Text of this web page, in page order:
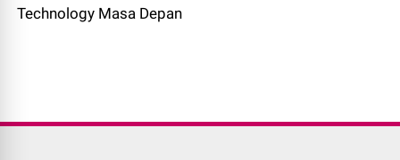
Technology Masa Depan